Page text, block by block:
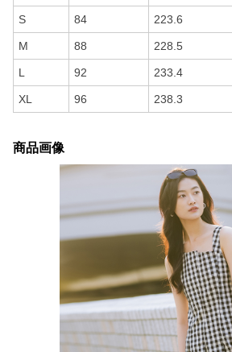
S 84 223.6
M 88 228.5
L 92 233.4
XL 96 238.3
商品画像